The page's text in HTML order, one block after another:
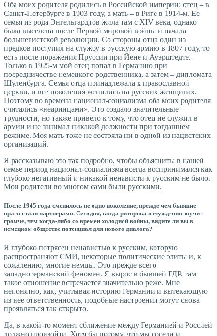
Оба моих родителя родились в Российской империи: отец – в
Санкт-Петербурге в 1903 году, а мать – в Риге в 1914-м. Ее
семья из рода Энгельгардтов жила там с XIV века, однако
была выселена после Первой мировой войны и начала
большевистской революции. Со стороны отца один из
предков поступил на службу в русскую армию в 1807 году, то
есть после поражения Пруссии при Йене и Ауэрштедте.
Только в 1925-м мой отец попал в Германию при
посредничестве немецкого родственника, а затем – дипломата
Шуленбурга. Семья отца принадлежала к православной
церкви, и все поколения женились на русских женщинах.
Поэтому во времена национал-социализма оба моих родителя
считались «неарийцами». Это создало значительные
трудности, но также привело к тому, что отец не служил в
армии и не занимал никакой должности при тогдашнем
режиме. Моя мать тоже не состояла ни в одной из нацистских
организаций.
Я рассказываю это так подробно, чтобы объяснить: в нашей
семье период национал-социализма всегда воспринимался как
глубоко негативный и никакой ненависти к русским не было.
Мои родители во многом сами были русскими.
После 1945 года сменилось не одно поколение, прежде чем бывшие
враги стали партнерами. Сегодня, когда риторика отчуждения звучит
громче, чем когда-либо со времен холодной войны, видите ли вы в
немецком обществе потенциал для нового диалога?
Я глубоко потрясен ненавистью к русским, которую
распространяют СМИ, некоторые политические элиты и, к
сожалению, многие немцы. Это прежде всего
западногерманский феномен. Я вырос в бывшей ГДР, там
такое отношение встречается значительно реже. Мне
непонятно, как, учитывая историю Германии и вытекающую
из нее ответственность, подобные настроения могут снова
проявляться так открыто.
Да, в какой-то момент сближение между Германией и Россией
должно произойти. Хотя бы потому, что мы соседи и